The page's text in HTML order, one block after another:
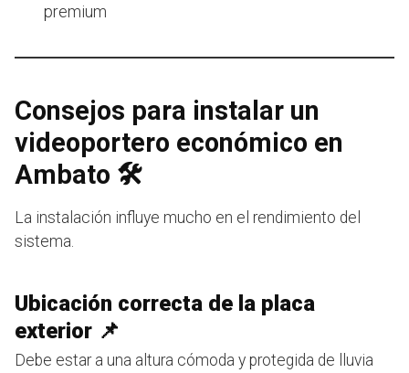
premium
Consejos para instalar un
videoportero económico en
Ambato 🛠️
La instalación influye mucho en el rendimiento del
sistema.
Ubicación correcta de la placa
exterior 📌
Debe estar a una altura cómoda y protegida de lluvia